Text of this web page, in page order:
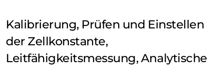
Kalibrierung, Prüfen und Einstellen
der Zellkonstante,
Leitfähigkeitsmessung, Analytische